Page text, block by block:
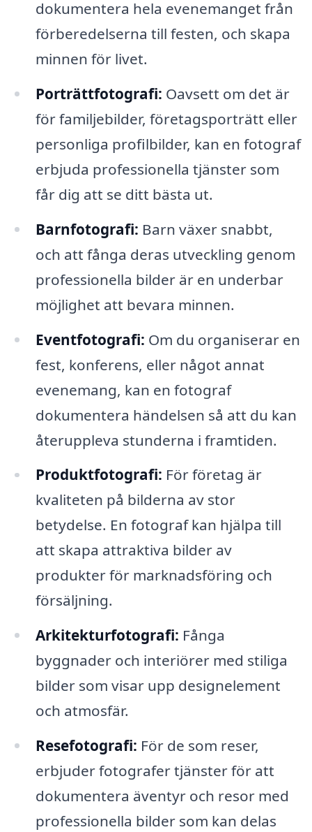
dokumentera hela evenemanget från
förberedelserna till festen, och skapa
minnen för livet.
Porträttfotografi: Oavsett om det är
för familjebilder, företagsporträtt eller
personliga profilbilder, kan en fotograf
erbjuda professionella tjänster som
får dig att se ditt bästa ut.
Barnfotografi: Barn växer snabbt,
och att fånga deras utveckling genom
professionella bilder är en underbar
möjlighet att bevara minnen.
Eventfotografi: Om du organiserar en
fest, konferens, eller något annat
evenemang, kan en fotograf
dokumentera händelsen så att du kan
återuppleva stunderna i framtiden.
Produktfotografi: För företag är
kvaliteten på bilderna av stor
betydelse. En fotograf kan hjälpa till
att skapa attraktiva bilder av
produkter för marknadsföring och
försäljning.
Arkitekturfotografi: Fånga
byggnader och interiörer med stiliga
bilder som visar upp designelement
och atmosfär.
Resefotografi: För de som reser,
erbjuder fotografer tjänster för att
dokumentera äventyr och resor med
professionella bilder som kan delas